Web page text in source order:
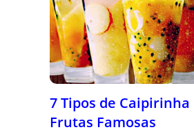
7 Tipos de Caipirinha
Frutas Famosas